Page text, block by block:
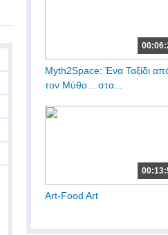
Myth2Space: Ένα Ταξίδι
τον Μύθο... στα...
Art-Food Art